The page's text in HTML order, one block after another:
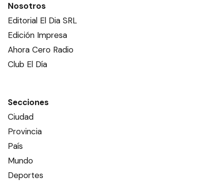
Nosotros
Editorial El Dia SRL
Edición Impresa
Ahora Cero Radio
Club El Día
Secciones
Ciudad
Provincia
País
Mundo
Deportes